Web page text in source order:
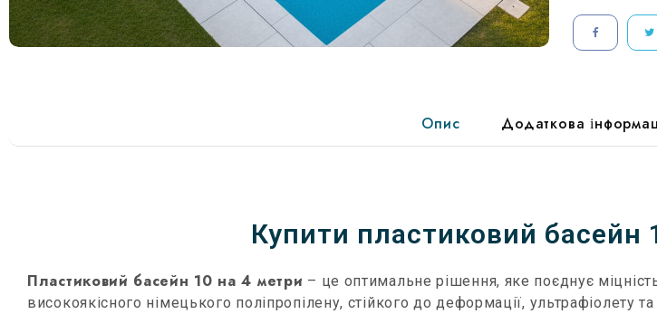
Опис Додаткова
Купити пластиковий басейн
Пластиковий басейн 10 на 4 метри – це оптимальне рішення, яке поєднує
високоякісного німецького поліпропілену, стійкого до деформації, ультрафіолету